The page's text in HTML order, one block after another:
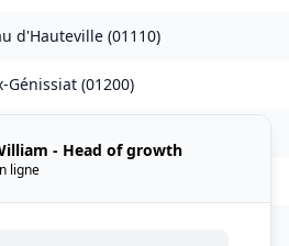
d'Hauteville (01110)
Génissiat (01200)
(01250
Lalleyriat
- Head of growth
ligne